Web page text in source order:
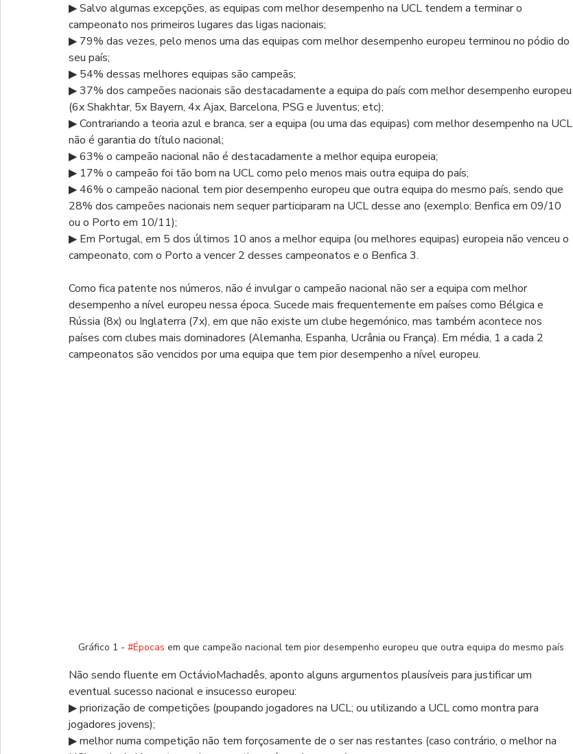
▶ Salvo algumas excepções, as equipas com melhor desempenho na UCL tendem a terminar o
campeonato nos primeiros lugares das ligas nacionais;
▶ 79% das vezes, pelo menos uma das equipas com melhor desempenho europeu terminou no pódio do
seu país;
▶ 54% dessas melhores equipas são campeãs;
▶ 37% dos campeões nacionais são destacadamente a equipa do país com melhor desempenho europeu
(6x Shakhtar, 5x Bayern, 4x Ajax, Barcelona, PSG e Juventus; etc);
▶ Contrariando a teoria azul e branca, ser a equipa (ou uma das equipas) com melhor desempenho na UCL
não é garantia do título nacional;
▶ 63% o campeão nacional não é destacadamente a melhor equipa europeia;
▶ 17% o campeão foi tão bom na UCL como pelo menos mais outra equipa do país;
▶ 46% o campeão nacional tem pior desempenho europeu que outra equipa do mesmo país, sendo que
28% dos campeões nacionais nem sequer participaram na UCL desse ano (exemplo: Benfica em 09/10
ou o Porto em 10/11);
▶ Em Portugal, em 5 dos últimos 10 anos a melhor equipa (ou melhores equipas) europeia não venceu o
campeonato, com o Porto a vencer 2 desses campeonatos e o Benfica 3.
Como fica patente nos números, não é invulgar o campeão nacional não ser a equipa com melhor
desempenho a nível europeu nessa época. Sucede mais frequentemente em países como Bélgica e
Rússia (8x) ou Inglaterra (7x), em que não existe um clube hegemónico, mas também acontece nos
países com clubes mais dominadores (Alemanha, Espanha, Ucrânia ou França). Em média, 1 a cada 2
campeonatos são vencidos por uma equipa que tem pior desempenho a nível europeu.
Gráfico 1 - #Épocas em que campeão nacional tem pior desempenho europeu que outra equipa do mesmo país
Não sendo fluente em OctávioMachadês, aponto alguns argumentos plausíveis para justificar um
eventual sucesso nacional e insucesso europeu:
▶ priorização de competições (poupando jogadores na UCL; ou utilizando a UCL como montra para
jogadores jovens);
▶ melhor numa competição não tem forçosamente de o ser nas restantes (caso contrário, o melhor na